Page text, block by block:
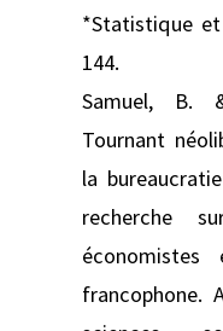
*Statistique et
144.
Samuel, B.
Tournant
la
recherche
francophone.